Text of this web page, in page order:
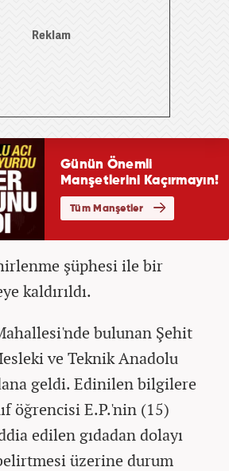
şüphesi ile bir
kaldırıldı.
bulunan Şehit
ve Teknik Anadolu
geldi. Edinilen bilgilere
öğrencisi E.P.'nin (15)
edilen gıdadan dolayı
üzerine durum